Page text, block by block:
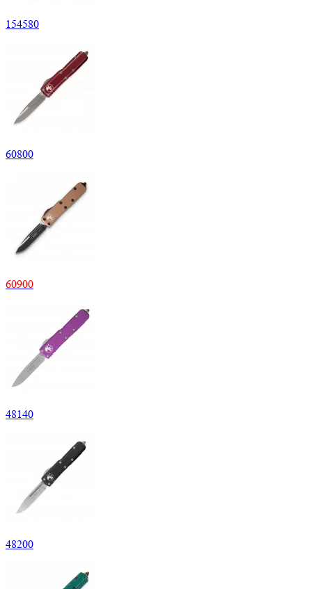
154580
60800
60900
48140
48200